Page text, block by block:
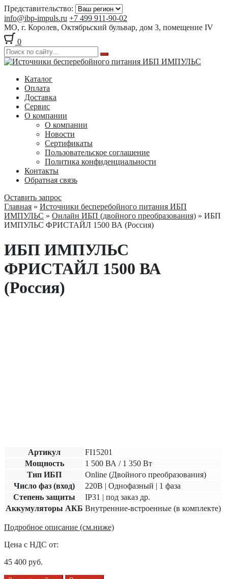
Представительство:
info@ibp-impuls.ru +7 499 911-90-02
МО, г. Королев, Октябрьский бульвар, дом 3, помещение IV
0
Перейти
навигации
Перейти
содержимому
Каталог
Оплата
Доставка
Сервис
О компании
О компании
Новости
Сертификаты
Пользовательское соглашение
Политика конфиденциальности
Контакты
Обратная связь
Оставить запрос
Главная » Источники бесперебойного питания ИБП
ИМПУЛЬС » Онлайн ИБП (двойного преобразования) » ИБП
ИМПУЛЬС ФРИСТАЙЛ 1500 ВА (Россия)
ИБП ИМПУЛЬС
ФРИСТАЙЛ 1500 ВА
(Россия)
Артикул
FI15201
Мощность
1 500 ВА / 1 350 Вт
Тип ИБП
Online (Двойного преобразования)
Число фаз (вход)
220В | Однофазный | 1 фаза
Степень защиты
IP31 | под заказ др.
Аккумуляторы АКБ Внутренние-встроенные (в комплекте)
Подробное описание (см.ниже)
Цена с НДС от:
45 400 руб.